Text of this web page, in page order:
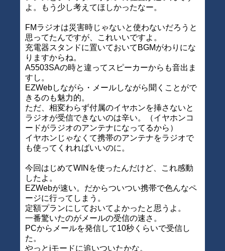
よ。もう少し考えてほしかったなー。
FMラジオは災害時じゃないと使わないだろうと
思ってたんですが、これいいですよ。
充電器スタンドに置いておいてBGMがわりにな
りますからね。
A5503SAの時と違ってスピーカーからも音出ま
すし。
EZWebしながら・メールしながら聞くことがで
きるのも魅力的。
ただ、相変わらず付属のイヤホンを挿さないと
ラジオが受信できないのは辛い。（イヤホンコ
ードがラジオのアンテナになってるから）
イヤホンじゃなくて携帯のアンテナをラジオで
も使ってくれればいいのに。
今回はじめてWINを使ったんだけど、これ感動
したよ。
EZWebが速い。だからついつい携帯で色んなペ
ージに行ってしまう。
定額プランにしておいてよかったと思うよ。
一番驚いたのがメールの受信の速さ。
PCからメールを発信して10秒くらいで受信し
た。
やっとiモードに追いついたかな。